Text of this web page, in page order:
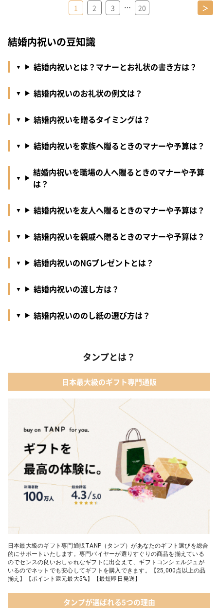
1 2 3 … 20 ＞
結婚内祝いの豆知識
結婚内祝いとは？マナーとお礼状の書き方は？
結婚内祝いのお礼状の例文は？
結婚内祝いを贈るタイミングは？
結婚内祝いを家族へ贈るときのマナーや予算は？
結婚内祝いを職場の人へ贈るときのマナーや予算
は？
結婚内祝いを友人へ贈るときのマナーや予算は？
結婚内祝いを親戚へ贈るときのマナーや予算は？
結婚内祝いのNGプレゼントとは？
結婚内祝いの渡し方は？
結婚内祝いののし紙の選び方は？
タンプとは？
日本最大級のギフト専門通販
日本最大級のギフト専門通販TANP（タンプ）があなたのギフト選びを総合
的にサポートいたします。専門バイヤーが選りすぐりの商品を揃えている
のでセンスの良いおしゃれなギフトに出会えて、ギフトコンシェルジュが
いるのでネットでも安心してギフトを購入できます。【25,000点以上の品
揃え】【ポイント還元最大5%】【最短即日発送】
タンプが選ばれる5つの理由